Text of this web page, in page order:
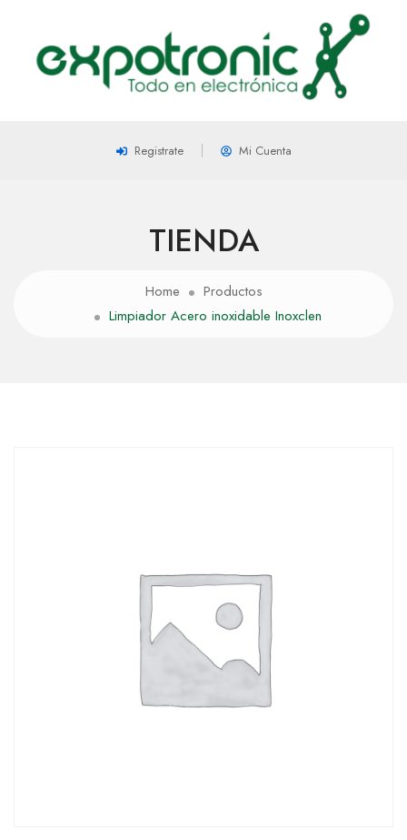
Registrate Mi Cuenta
TIENDA
Home
Productos
Limpiador Acero inoxidable Inoxclen